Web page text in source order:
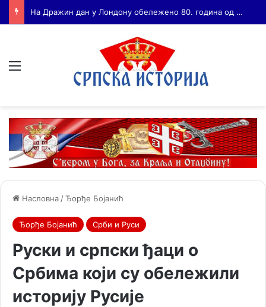
Бојанић: ВОЈА ТАНКОСИЋ – ЧОВЕК КОГА СУ СЕ ПЛАШИЛИ И ЖИВОГ И МРТВОГ, а нема ни споненик
Насловна /Ђорђе Бојанић
Ђорђе Бојанић Срби и Руси
Руски и српски ђаци о
Србима који су обележили
историју Русије